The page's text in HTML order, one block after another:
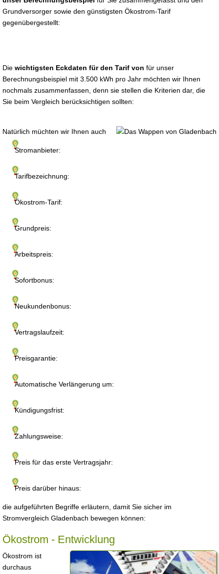
Grundversorger sowie den günstigsten Ökostrom-Tarif
gegenübergestellt:
Die wichtigsten Eckdaten für den Tarif von für unser
Berechnungsbeispiel mit 3.500 kWh pro Jahr möchten wir Ihnen
nochmals zusammenfassen, denn sie stellen die Kriterien dar, die
Sie beim Vergleich berücksichtigen sollten:
Stromanbieter:
Tarifbezeichnung:
Ökostrom-Tarif:
Grundpreis:
Arbeitspreis:
Sofortbonus:
Neukundenbonus:
Vertragslaufzeit:
Preisgarantie:
Automatische Verlängerung um:
Kündigungsfrist:
Zahlungsweise:
Preis für das erste Vertragsjahr:
Preis darüber hinaus:
Natürlich müchten wir Ihnen auch
die aufgeführten Begriffe erläutern, damit Sie sicher im
Stromvergleich Gladenbach bewegen können:
Ökostrom - Entwicklung
Ökostrom ist
durchaus